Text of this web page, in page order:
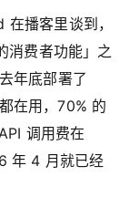
播客里谈到，
消费者功能」之
年底部署了
在用，70% 的
调用费在
年 4 月就已经